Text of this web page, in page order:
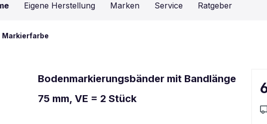
Eigene Herstellung Marken Service Ratgeber
Markierfarbe
Bodenmarkierungsbänder mit Bandlänge
75 mm, VE = 2 Stück